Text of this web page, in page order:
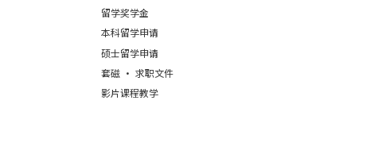
留学奖学金
本科留学申请
硕士留学申请
套磁 · 求职文件
影片课程教学